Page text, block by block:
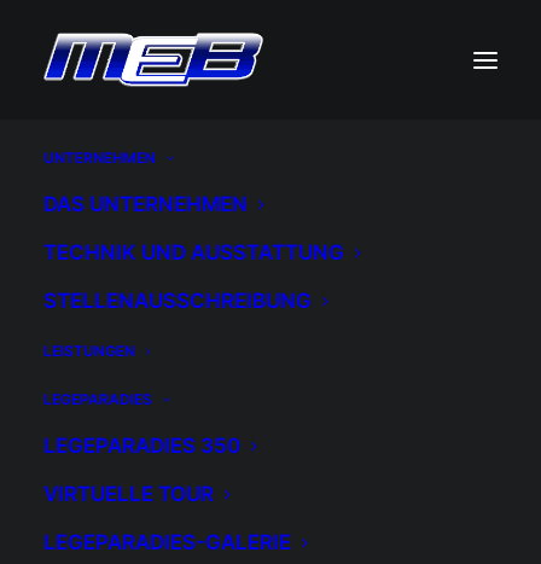
UNTERNEHMEN
DAS UNTERNEHMEN
TECHNIK UND AUSSTATTUNG
STELLENAUSSCHREIBUNG
LEISTUNGEN
LEGEPARADIES
LEGEPARADIES 350
VIRTUELLE TOUR
LEGEPARADIES-GALERIE
Uncategorized